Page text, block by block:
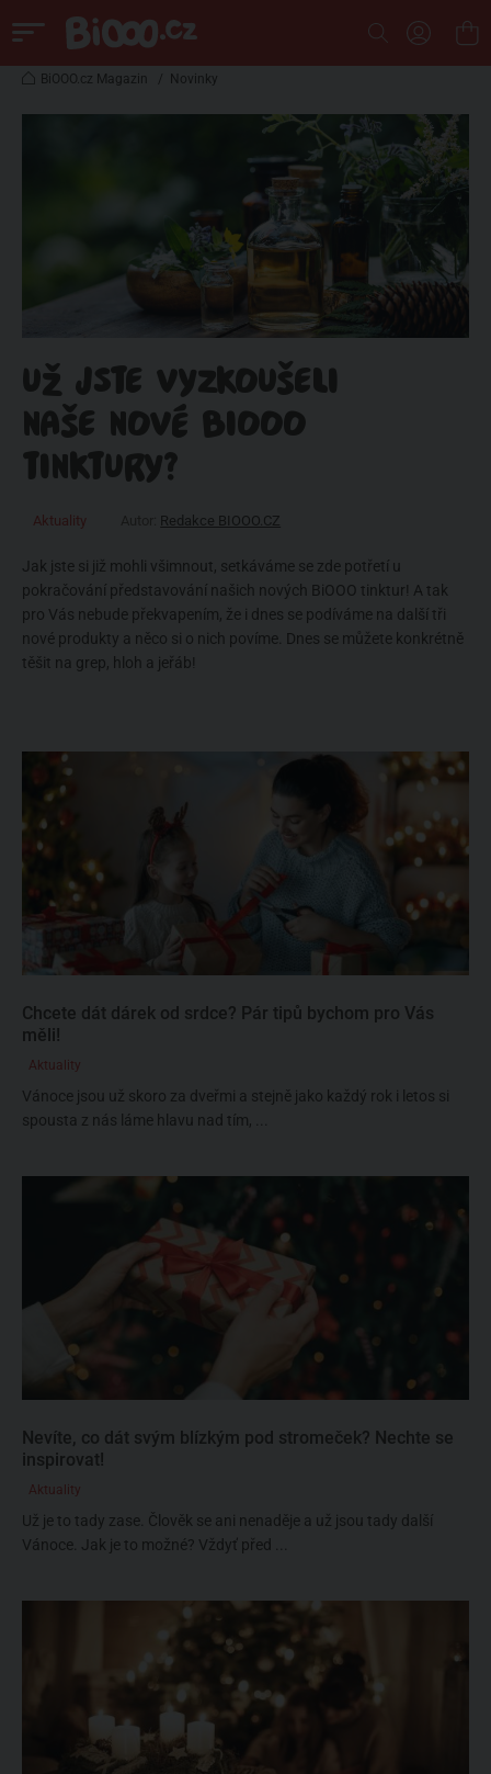
BiOOO.cz Magazin / Novinky
UŽ JSTE VYZKOUŠELI
NAŠE NOVÉ BIOOO
TINKTURY?
Aktuality Redakce BIOOO.CZ
Jak jste si již mohli všimnout, setkáváme se zde potřetí u
pokračování představování našich nových BiOOO tinktur! A tak
pro Vás nebude překvapením, že i dnes se podíváme na další tři
nové produkty a něco si o nich povíme. Dnes se můžete konkrétně
těšit na grep, hloh a jeřáb!
Chcete dát dárek od srdce? Pár tipů bychom pro Vás
měli!
Aktuality
Vánoce jsou už skoro za dveřmi a stejně jako každý rok i letos si
spousta z nás láme hlavu nad tím, ...
Nevíte, co dát svým blízkým pod stromeček? Nechte se
inspirovat!
Aktuality
Už je to tady zase. Člověk se ani nenaděje a už jsou tady další
Vánoce. Jak je to možné? Vždyť před ...